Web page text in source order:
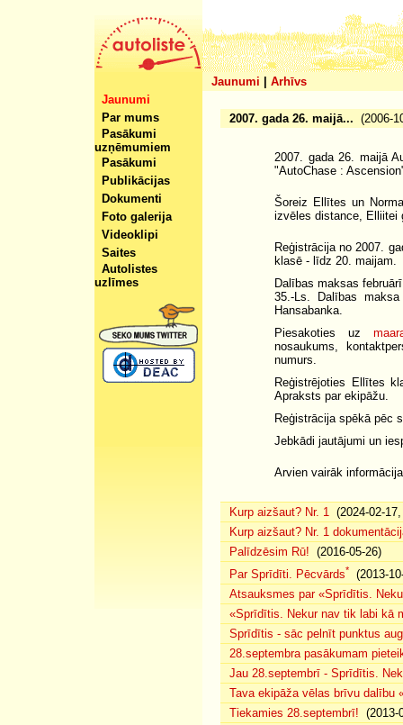
Jaunumi
Arhīvs
Jaunumi
Par mums
Pasākumi
uzņēmumiem
Pasākumi
Publikācijas
Dokumenti
Foto galerija
Videoklipi
Saites
Autolistes
uzlīmes
2007. gada 26. maijā... (2006-
2007. gada 26. maijā
"AutoChase :
Šoreiz Ellītes un
izvēles distance, Elliitei
Reģistrācija no 2007.
klasē - līdz 20. maijam.
Dalības maksas
35.-Ls. Dalības maksa
Hansabanka.
Piesakoties uz
nosaukums,
numurs.
Reģistrējoties Ellītes
Apraksts par ekipāžu.
Reģistrācija spēkā pēc
Jebkādi jautājumi un
Arvien vairāk
Kurp aizšaut? Nr. 1 (2024-02-
Kurp aizšaut? Nr. 1
Palīdzēsim Rū! (2016-05-26)
Par Sprīdīti. Pēcvārds*
(2013-
Atsauksmes par «Sprīdītis.
«Sprīdītis. Nekur nav tik labi kā
Sprīdītis - sāc pelnīt punktus
28.septembra pasākumam
Jau 28.septembrī - Sprīdītis.
Tava ekipāža vēlas brīvu dalību
Tiekamies 28.septembrī! (2013-